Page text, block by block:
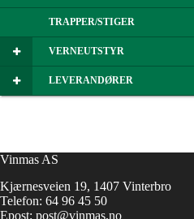
TRAPPER/STIGER
VERNEUTSTYR
LEVERANDØRER
Vinmas AS
Kjærnesveien 19, 1407 Vinterbro
Telefon: 64 96 45 50
Epost: post@vinmas.no